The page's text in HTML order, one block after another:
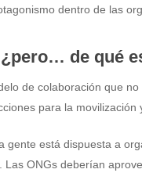
dentro de las
de qué
de colaboración que
para la movilización
gente está dispuesta a
Las ONGs deberían